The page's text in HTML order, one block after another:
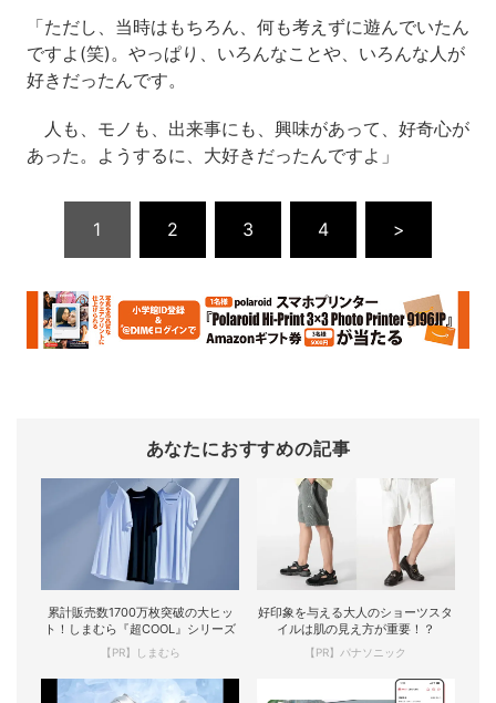
「ただし、当時はもちろん、何も考えずに遊んでいたん
ですよ(笑)。やっぱり、いろんなことや、いろんな人が
好きだったんです。
人も、モノも、出来事にも、興味があって、好奇心が
あった。ようするに、大好きだったんですよ」
1 2 3 4 >
あなたにおすすめの記事
累計販売数1700万枚突破の大ヒッ
ト！しまむら『超COOL』シリーズ
【PR】しまむら
好印象を与える大人のショーツスタ
イルは肌の見え方が重要！？
【PR】パナソニック